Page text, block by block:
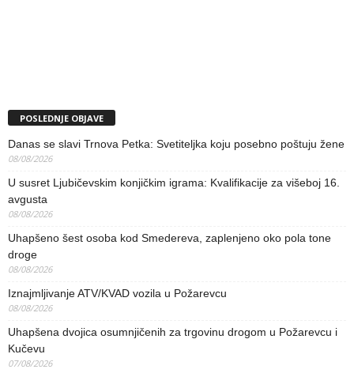
POSLEDNJE OBJAVE
Danas se slavi Trnova Petka: Svetiteljka koju posebno poštuju žene
08/08/2026
U susret Ljubičevskim konjičkim igrama: Kvalifikacije za višeboj 16.
avgusta
08/08/2026
Uhapšeno šest osoba kod Smedereva, zaplenjeno oko pola tone
droge
08/08/2026
Iznajmljivanje ATV/KVAD vozila u Požarevcu
08/08/2026
Uhapšena dvojica osumnjičenih za trgovinu drogom u Požarevcu i
Kučevu
07/08/2026